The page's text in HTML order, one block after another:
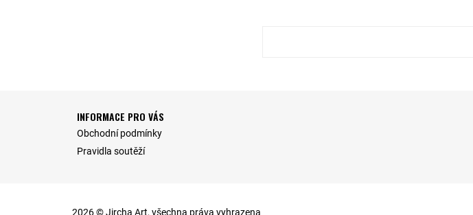
INFORMACE PRO VÁS
Obchodní podmínky
Pravidla soutěží
2026 © Jircha Art, všechna práva vyhrazena